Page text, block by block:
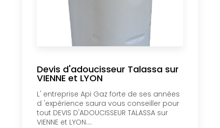
Devis d'adoucisseur Talassa sur
VIENNE et LYON
L' entreprise Api Gaz forte de ses années
d 'expérience saura vous conseiller pour
tout DEVIS D'ADOUCISSEUR TALASSA sur
VIENNE et LYON....